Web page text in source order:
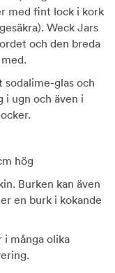
med fint lock i kork
Weck Jars
och den breda
glas och
i ugn och även i
hög
Burken kan även
en burk i kokande
i många olika